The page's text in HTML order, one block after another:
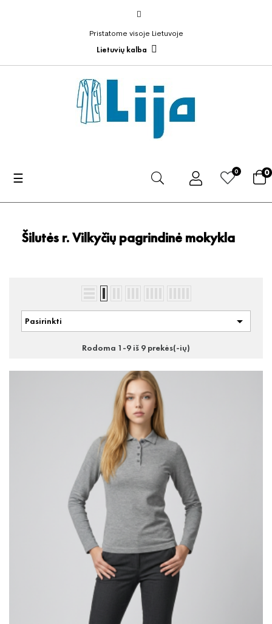
Pristatome visoje Lietuvoje
Lietuvių kalba
Toggle
☰ 0 0
Šilutės r. Vilkyčių pagrindinė mokykla
Pasirinkti 
Rodoma 1-9 iš 9 prekės(-ių)